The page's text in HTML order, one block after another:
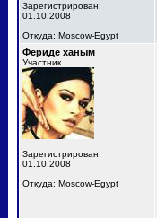
Зарегистрирован:
01.10.2008
Откуда: Moscow-Egypt
Фериде ханым
Участник
Зарегистрирован:
01.10.2008
Откуда: Moscow-Egypt